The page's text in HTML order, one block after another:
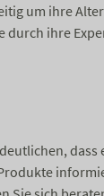
um ihre
durch ihre
dass